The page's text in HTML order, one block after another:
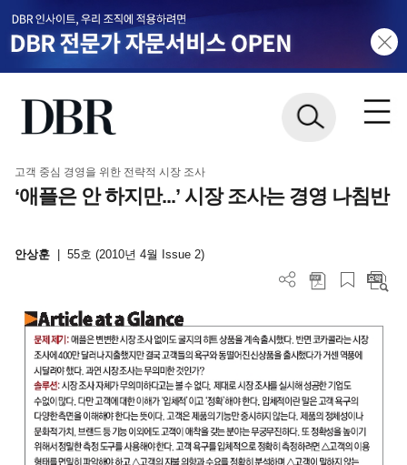
고객 중심 경영을 위한 전략적 시장 조사
‘애플은 안 하지만...’ 시장 조사는 경영 나침반
안상훈 55호 (2010년 4월 Issue 2)